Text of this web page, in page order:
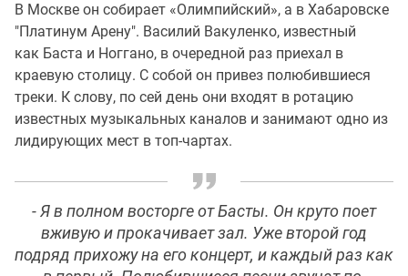
В Москве он собирает «Олимпийский», а в Хабаровске
"Платинум Арену". Василий Вакуленко, известный
как Баста и Ноггано, в очередной раз приехал в
краевую столицу. С собой он привез полюбившиеся
треки. К слову, по сей день они входят в ротацию
известных музыкальных каналов и занимают одно из
лидирующих мест в топ-чартах.
- Я в полном восторге от Басты. Он круто поет
вживую и прокачивает зал. Уже второй год
подряд прихожу на его концерт, и каждый раз как